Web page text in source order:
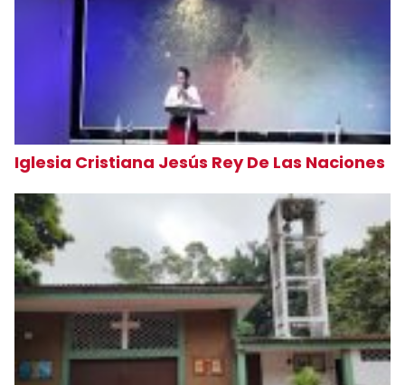
Iglesia Cristiana Jesús Rey De Las Naciones